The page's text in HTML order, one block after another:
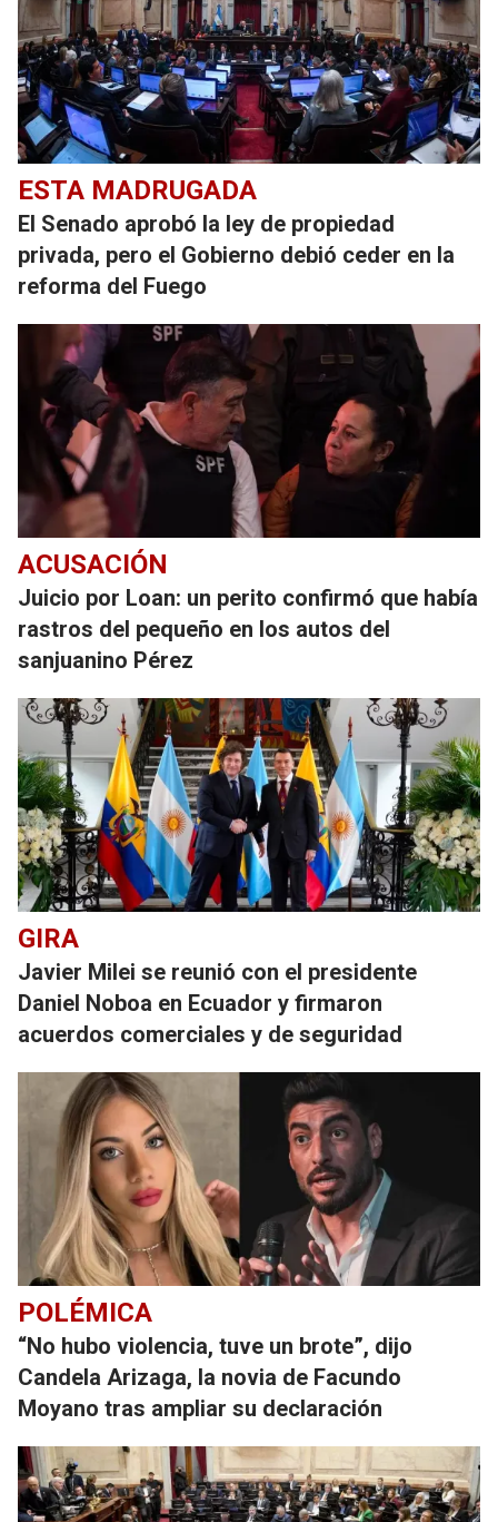
ESTA MADRUGADA
El Senado aprobó la ley de propiedad
privada, pero el Gobierno debió ceder en la
reforma del Fuego
ACUSACIÓN
Juicio por Loan: un perito confirmó que había
rastros del pequeño en los autos del
sanjuanino Pérez
GIRA
Javier Milei se reunió con el presidente
Daniel Noboa en Ecuador y firmaron
acuerdos comerciales y de seguridad
POLÉMICA
“No hubo violencia, tuve un brote”, dijo
Candela Arizaga, la novia de Facundo
Moyano tras ampliar su declaración